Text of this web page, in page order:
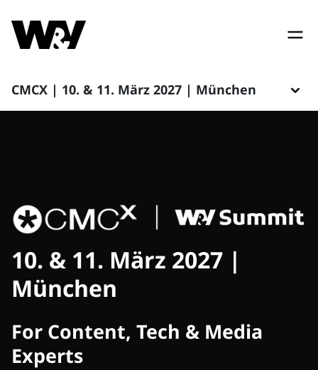
CMCX | 10. & 11. März 2027 | München
CMCX
10. & 11. März 2027 |
München
For Content, Tech & Media
Experts